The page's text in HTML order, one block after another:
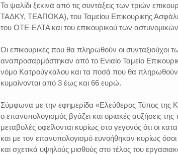
Το ψαλίδι ξεκινά από τις συντάξεις των τριών
ΤΑΔΚΥ, ΤΕΑΠΟΚΑ), του Ταμείου Επικουρικής
του ΟΤΕ-ΕΛΤΑ και του επικουρικού των
Οι επικουρικές που θα πληρωθούν οι
αναπροσαρμόστηκαν από το Ενιαίο Ταμείο
νόμο Κατρούγκαλου και τα ποσά που θα πληρωθούν
κυμαίνονται από 3 έως και 66 ευρώ.
Σύμφωνα με την εφημερίδα «Ελεύθερος Τύπος της
ο επανυπολογισμός βγάζει και οριακές αυξήσεις
μεταβολές οφείλονται κυρίως στο γεγονός ότι οι
και με τον επανυπολογισμό ευνοήθηκαν κυρίως
και σχετικά υψηλούς μισθούς στο τέλος του